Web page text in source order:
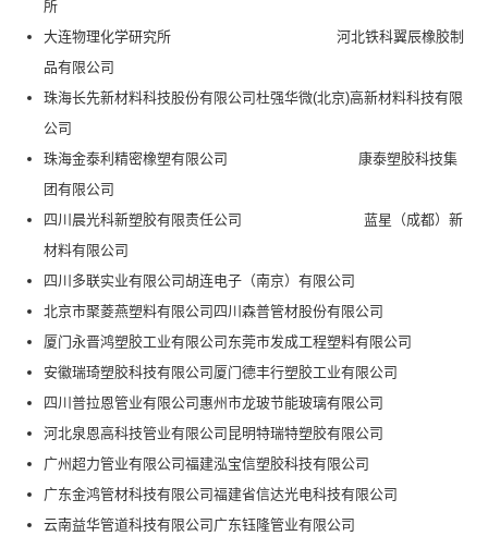
所
大连物理化学研究所 河北铁科翼辰橡胶制
品有限公司
珠海长先新材料科技股份有限公司杜强华微(北京)高新材料科技有限
公司
珠海金泰利精密橡塑有限公司 康泰塑胶科技集
团有限公司
四川晨光科新塑胶有限责任公司 蓝星（成都）新
材料有限公司
四川多联实业有限公司胡连电子（南京）有限公司
北京市聚菱燕塑料有限公司四川森普管材股份有限公司
厦门永晋鸿塑胶工业有限公司东莞市发成工程塑料有限公司
安徽瑞琦塑胶科技有限公司厦门德丰行塑胶工业有限公司
四川普拉恩管业有限公司惠州市龙玻节能玻璃有限公司
河北泉恩高科技管业有限公司昆明特瑞特塑胶有限公司
广州超力管业有限公司福建泓宝信塑胶科技有限公司
广东金鸿管材科技有限公司福建省信达光电科技有限公司
云南益华管道科技有限公司广东钰隆管业有限公司